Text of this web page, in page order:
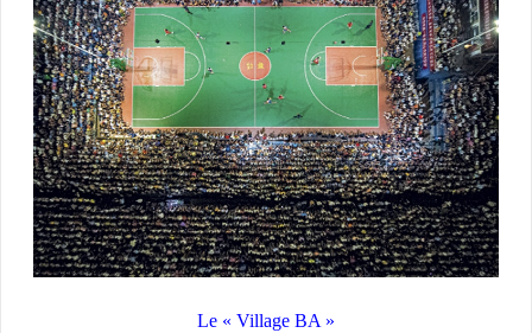
Le « Village BA »